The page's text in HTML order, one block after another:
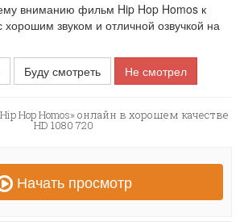
вниманию фильм Hip Hop Homos к
звуком и отличной озвучкой на
Буду смотреть Не смотрел
Hop Homos» онлайн в хорошем качестве
HD 1080 720
Начать просмотр